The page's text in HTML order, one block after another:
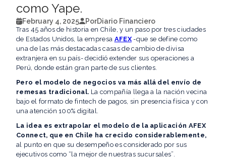
como Yape.
February 4, 2025 PorDiario Financiero
Tras 45 años de historia en Chile, y un paso por tres ciudades
de Estados Unidos, la empresa AFEX-que se define como
una de las más destacadas casas de cambio de divisa
extranjera en su país- decidió extender sus operaciones a
Perú, donde están gran parte de sus clientes.
Pero el modelo de negocios va más allá del envío de
remesas tradicional. La compañía llega a la nación vecina
bajo el formato de fintech de pagos, sin presencia física y con
una atención 100% digital.
La idea es extrapolar el modelo de la aplicación AFEX
Connect, que en Chile ha crecido considerablemente,
al punto en que su desempeño es considerado por sus
ejecutivos como “la mejor de nuestras sucursales”.